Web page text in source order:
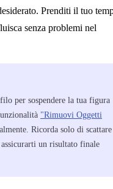
Prenditi il tuo
senza problemi nel
per sospendere la tua figura
"Rimuovi Oggetti
Ricorda solo di scattare
un risultato finale